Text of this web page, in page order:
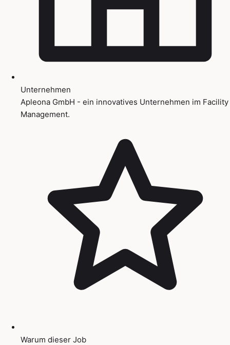
Unternehmen
Apleona GmbH - ein innovatives Unternehmen im Facility
Management.
Warum dieser Job